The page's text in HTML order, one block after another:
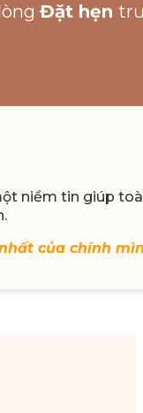
Đặt hẹn
niềm tin giúp
của chính